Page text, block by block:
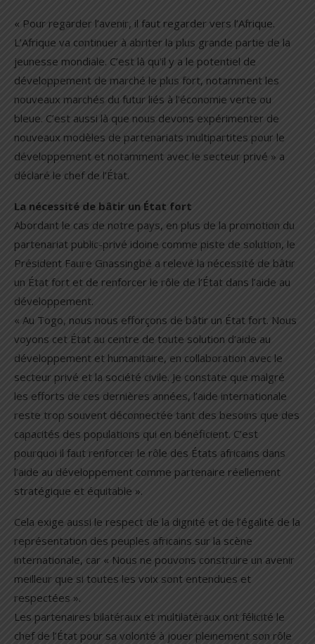
« Pour regarder l’avenir, il faut regarder vers l’Afrique.
L’Afrique va continuer à abriter la plus grande partie de la
jeunesse mondiale. C’est là qu’il y a le potentiel de
développement de marché le plus fort, notamment les
nouveaux marchés du futur liés à l’économie verte ou
bleue. C’est aussi là que nous devons expérimenter de
nouveaux modèles de partenariats multipartites pour le
développement et notamment avec le secteur privé » a
déclaré le chef de l’État.
La nécessité de bâtir un État fort
Abordant le cas de notre pays, en plus de la promotion du
partenariat public-privé idoine comme piste de solution, le
Président Faure Gnassingbé a relevé la nécessité de bâtir
un État fort et de renforcer le rôle de l’État dans l’aide au
développement.
« Au Togo, nous nous efforçons de bâtir un État fort. Nous
voyons cet État au centre de toute solution d’aide au
développement et humanitaire, en collaboration avec le
secteur privé et la société civile. Je constate que malgré
les efforts de ces dernières années, l’aide internationale
reste trop souvent déconnectée tant des besoins que des
capacités des populations qui en bénéficient. C’est
pourquoi il faut renforcer le rôle des États africains dans
l’aide au développement comme partenaire réellement
stratégique et équitable ».
Cela exige aussi le respect de la dignité et de l’égalité de la
représentation des peuples africains sur la scène
internationale, car « Nous ne pouvons construire un avenir
meilleur que si toutes les voix sont entendues et
respectées ».
Les partenaires bilatéraux et multilatéraux ont félicité le
chef de l’État pour sa volonté à jouer pleinement son rôle